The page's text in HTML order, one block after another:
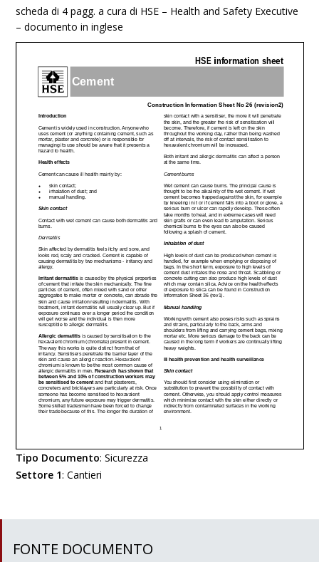
scheda di 4 pagg. a cura di HSE – Health and Safety Executive
– documento in inglese
Tipo Documento:Sicurezza
Settore 1:Cantieri
FONTE DOCUMENTO